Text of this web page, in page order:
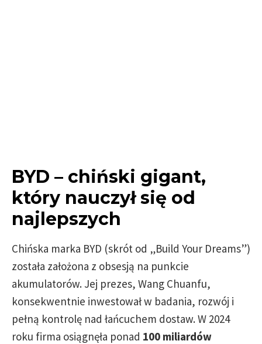
BYD – chiński gigant,
który nauczył się od
najlepszych
Chińska marka BYD (skrót od „Build Your Dreams”)
została założona z obsesją na punkcie
akumulatorów. Jej prezes, Wang Chuanfu,
konsekwentnie inwestował w badania, rozwój i
pełną kontrolę nad łańcuchem dostaw. W 2024
roku firma osiągnęła ponad 100 miliardów